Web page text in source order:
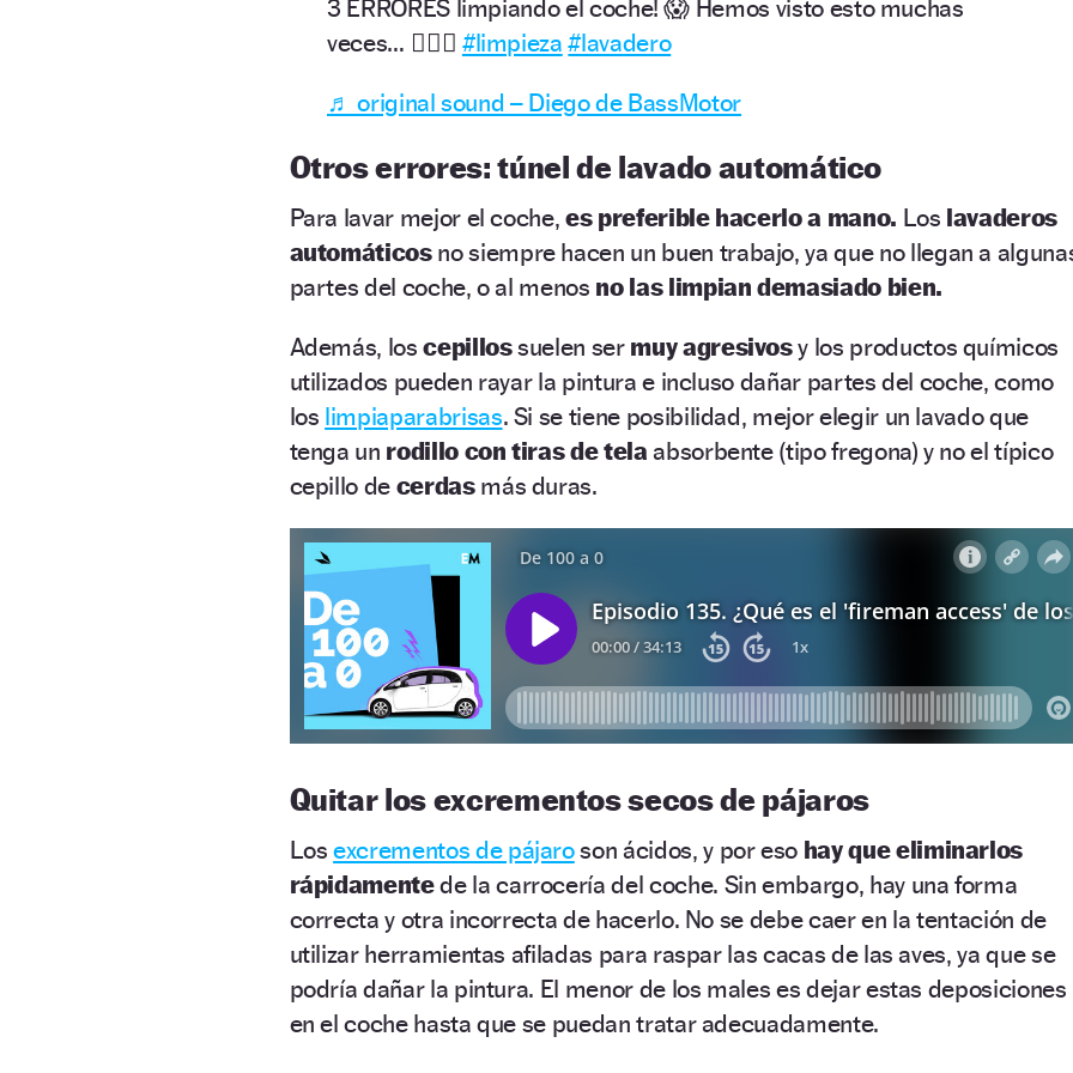
3 ERRORES limpiando el coche! 😱 Hemos visto esto muchas
veces… 🤦🏽‍♂️ #limpieza #lavadero
♬ original sound – Diego de BassMotor
Otros errores: túnel de lavado automático
Para lavar mejor el coche, es preferible hacerloa mano. Los lavaderos
automáticosno siempre hacen un buen trabajo, ya que no llegan a
partes del coche, o al menos no las limpian demasiado bien.
Además, loscepillossuelen ser muy agresivosy los productos químicos
utilizados pueden rayar la pintura e incluso dañar partes del coche, como
los limpiaparabrisas. Si se tiene posibilidad, mejor elegir un lavado que
tenga un rodillo con tiras de telaabsorbente (tipo fregona) y no el típico
cepillo de cerdasmás duras.
Quitar los excrementos secos de pájaros
Losexcrementos de pájaroson ácidos, y por eso hay que eliminarlos
rápidamentede la carrocería del coche. Sin embargo, hay una forma
correcta y otra incorrecta de hacerlo. No se debe caer en la tentación de
utilizar herramientas afiladas para raspar las cacas de las aves, ya que se
podría dañar la pintura. El menor de los males es dejar estas deposiciones
en el coche hasta que se puedan tratar adecuadamente.